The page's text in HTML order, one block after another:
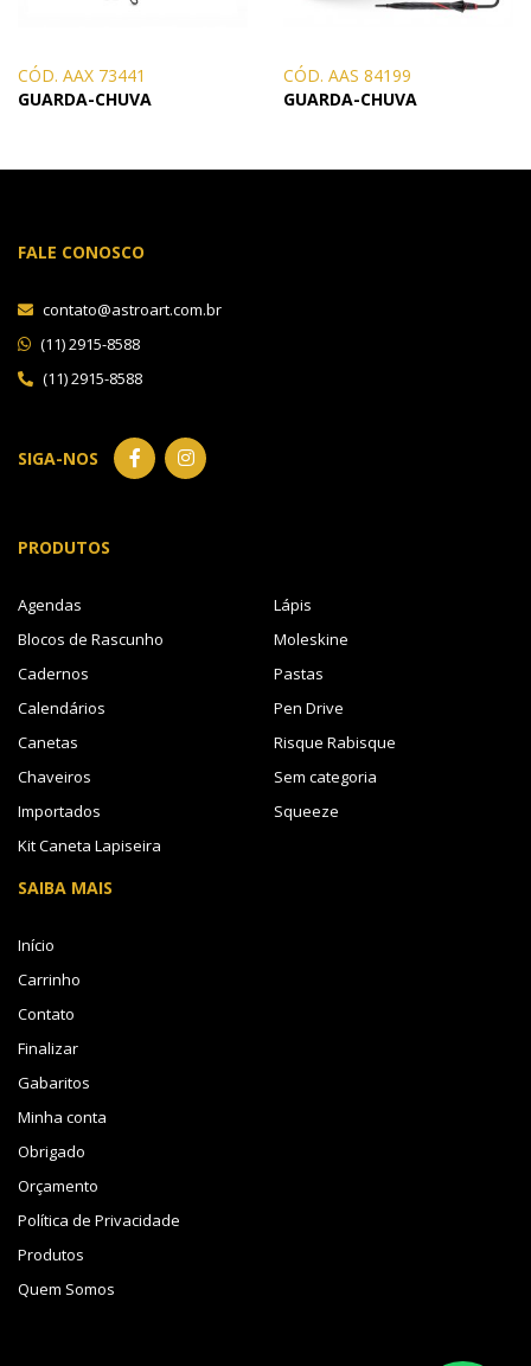
CÓD. AAX 73441
GUARDA-CHUVA
CÓD. AAS 84199
GUARDA-CHUVA
FALE CONOSCO
contato@astroart.com.br
(11) 2915-8588
(11) 2915-8588
SIGA-NOS
PRODUTOS
Agendas
Blocos de Rascunho
Cadernos
Calendários
Canetas
Chaveiros
Importados
Kit Caneta Lapiseira
Lápis
Moleskine
Pastas
Pen Drive
Risque Rabisque
Sem categoria
Squeeze
SAIBA MAIS
Início
Carrinho
Contato
Finalizar
Gabaritos
Minha conta
Obrigado
Orçamento
Política de Privacidade
Produtos
Quem Somos